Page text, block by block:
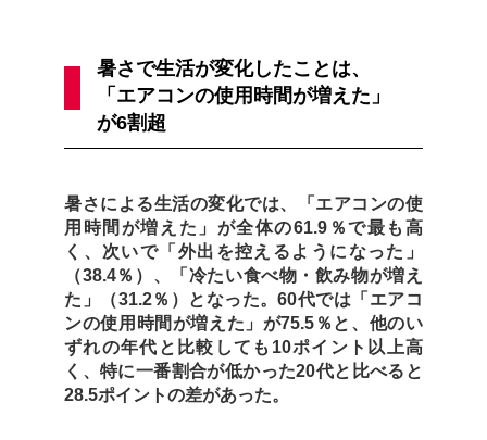
暑さで生活が変化したことは、
「エアコンの使用時間が増えた」
が6割超
暑さによる生活の変化では、「エアコンの使
用時間が増えた」が全体の61.9％で最も高
く、次いで「外出を控えるようになった」
（38.4％）、「冷たい食べ物・飲み物が増え
た」（31.2％）となった。60代では「エアコ
ンの使用時間が増えた」が75.5％と、他のい
ずれの年代と比較しても10ポイント以上高
く、特に一番割合が低かった20代と比べると
28.5ポイントの差があった。